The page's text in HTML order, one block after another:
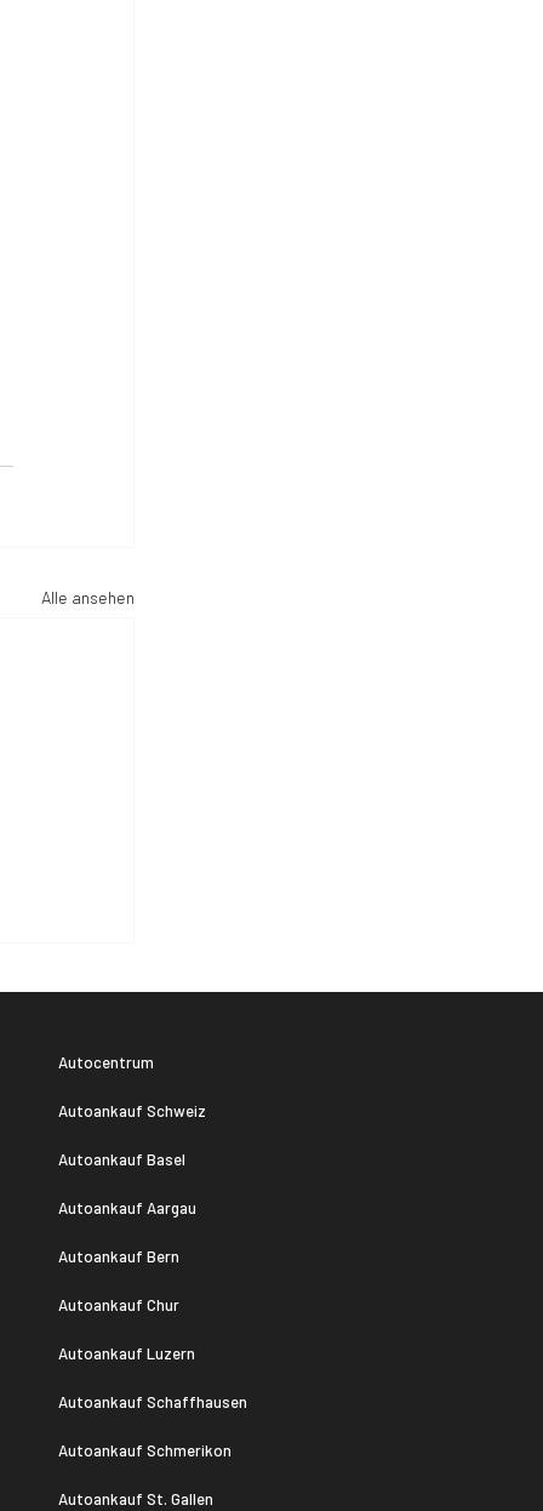
Alle ansehen
Autocentrum
Autoankauf Schweiz
Autoankauf Basel
Autoankauf Aargau
Autoankauf Bern
Autoankauf Chur
Autoankauf Luzern
Autoankauf Schaffhausen
Autoankauf Schmerikon
Autoankauf St. Gallen